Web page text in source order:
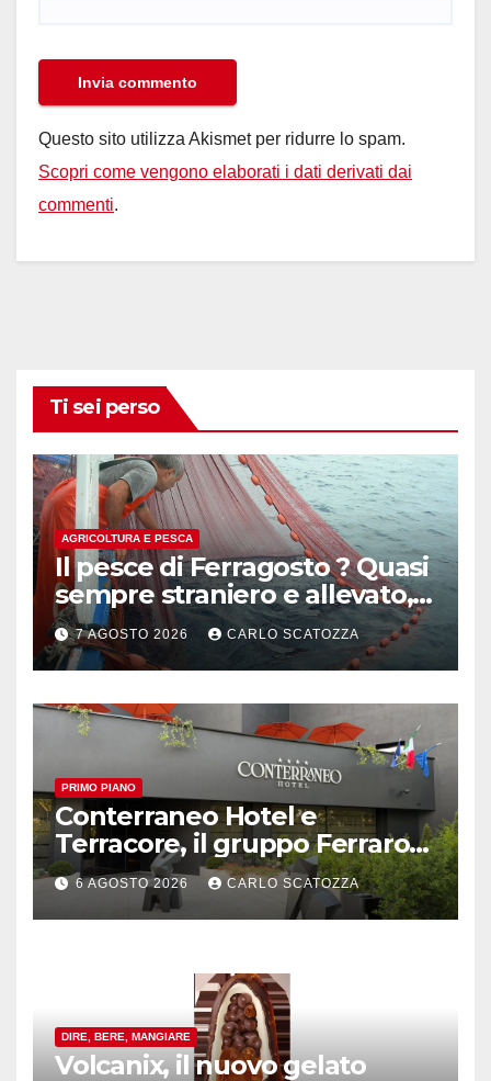
Questo sito utilizza Akismet per ridurre lo spam.
Scopri come vengono elaborati i dati derivati dai
commenti.
Ti sei perso
AGRICOLTURA E PESCA
Il pesce di Ferragosto ? Quasi
sempre straniero e allevato,
in sofferenza
7 AGOSTO 2026 CARLO SCATOZZA
PRIMO PIANO
Conterraneo Hotel e
Terracore, il gruppo Ferraro
amplia l’ ospitalità e il gusto
alle porte di Caserta
6 AGOSTO 2026 CARLO SCATOZZA
DIRE, BERE, MANGIARE
Volcanix, il nuovo gelato